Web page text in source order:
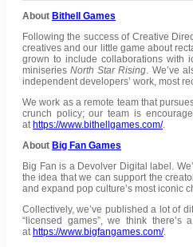
About Bithell Games
Following the success of Creative
creatives and our little game about
grown to include collaborations with
miniseriesNorth Star Rising. We’ve
independent developers’ work, most
We work as a remote team that
crunch policy; our team is
athttps://www.bithellgames.com/.
About Big Fan Games
Big Fan is a Devolver Digital label.
the idea that we can support the
and expand pop culture’s most iconic
Collectively, we’ve published a lot of
“licensed games”, we think
athttps://www.bigfangames.com/.